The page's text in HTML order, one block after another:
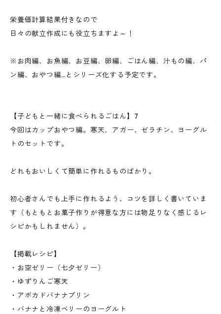
栄養価計算結果付きなので
日々の献立作成にも役立ちますよ～！
※お肉編、お魚編、お豆編、卵編、ごはん編、汁もの編、パ
ン編、おやつ編…とシリーズ化する予定です。
【子どもと一緒に食べられるごはん】7
今回はカップおやつ編。寒天、アガー、ゼラチン、ヨーグル
トのセットです。
どれもおいしくて簡単に作れるものばかり。
初心者さんでも上手に作れるよう、コツを詳しく書いていま
す（もともとお菓子作りが得意な方には物足りなく感じるレ
シピかもしれません）。
【掲載レシピ】
・お空ゼリー（七夕ゼリー）
・ゆずりんご寒天
・アボカドバナナプリン
・バナナと冷凍ベリーのヨーグルト